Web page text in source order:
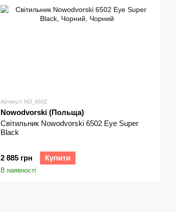
Артикул: ND_6502
Nowodvorski (Польща)
Світильник Nowodvorski 6502 Eye Super
Black
2 885 грн Купити
В наявності